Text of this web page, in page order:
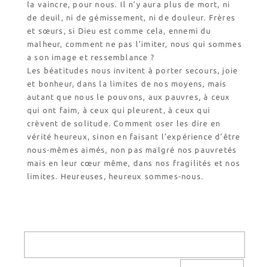
la vaincre, pour nous. Il n’y aura plus de mort, ni
de deuil, ni de gémissement, ni de douleur. Frères
et sœurs, si Dieu est comme cela, ennemi du
malheur, comment ne pas l’imiter, nous qui sommes
a son image et ressemblance ?
Les béatitudes nous invitent à porter secours, joie
et bonheur, dans la limites de nos moyens, mais
autant que nous le pouvons, aux pauvres, à ceux
qui ont faim, à ceux qui pleurent, à ceux qui
crèvent de solitude. Comment oser les dire en
vérité heureux, sinon en faisant l’expérience d’être
nous-mêmes aimés, non pas malgré nos pauvretés
mais en leur cœur même, dans nos fragilités et nos
limites. Heureuses, heureux sommes-nous.